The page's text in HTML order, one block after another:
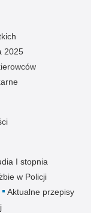
2025
I stopnia
w Policji
Aktualne przepisy